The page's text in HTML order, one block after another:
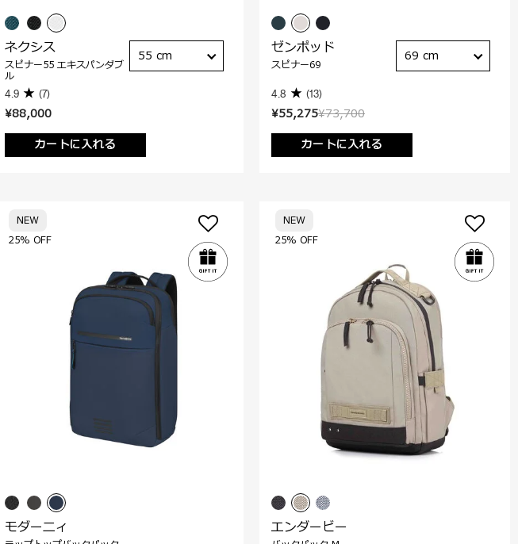
¥88,000
カートに入れる
ネクシス
スピナー55 エキスパンダブ
ル
4.9 (7)
55 cm
¥73,700
¥55,275
カートに入れる
ゼンポッド
スピナー69
4.8 (13)
69 cm
25% OFF
NEW
モダーニィ
25% OFF
NEW
エンダービー